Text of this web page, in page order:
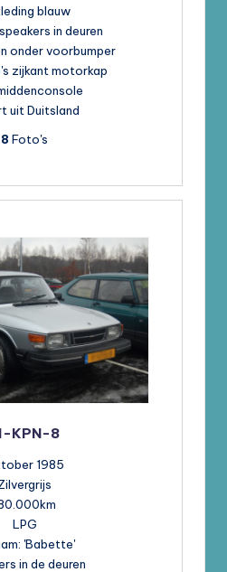
blauw
in deuren
onder voorbumper
zijkant motorkap
uit Duitsland
8 Foto's
KPN-8
1985
LPG
'Babette'
in de deuren